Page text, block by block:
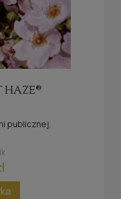
HAZE®
publicznej.